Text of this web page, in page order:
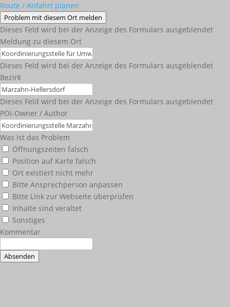
Route / Anfahrt planen
Problem mit diesem Ort melden
Dieses Feld wird bei der Anzeige des Formulars ausgeblendet
Meldung zu diesem Ort
Dieses Feld wird bei der Anzeige des Formulars ausgeblendet
Bezirk
Dieses Feld wird bei der Anzeige des Formulars ausgeblendet
POI-Owner / Author
Was ist das Problem
Öffnungszeiten falsch
Position auf Karte falsch
Ort existiert nicht mehr
Bitte Ansprechperson anpassen
Bitte Link zur Webseite überprüfen
Inhalte sind veraltet
Sonstiges
Kommentar
Absenden